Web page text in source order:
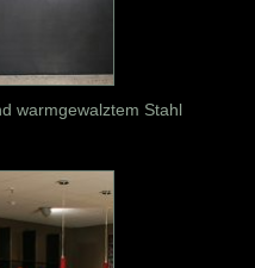
warmgewalztem Stahl